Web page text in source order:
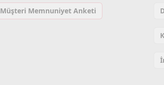
Müşteri Memnuniyet Anketi